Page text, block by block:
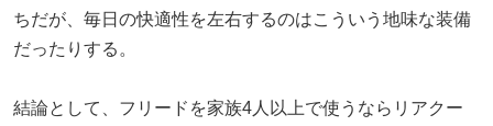
ちだが、毎日の快適性を左右するのはこういう地味な装備
だったりする。
結論として、フリードを家族4人以上で使うならリアクー